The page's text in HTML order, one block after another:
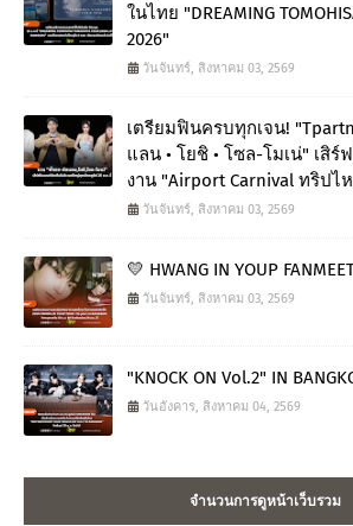
ในไทย "DREAMING
2026"
วันจันทร์, สิงหาคม 03, 2569
เตรียมฟินครบทุกเจน!
แลน • โยชิ • โซล-โมเน่" เสิ
งาน "Airport Carnival ทริปไ
วันจันทร์, สิงหาคม 03, 2569
💛 HWANG IN YOUP
วันจันทร์, สิงหาคม 03, 2569
"KNOCK ON Vol.2" IN
วันอังคาร, สิงหาคม 04, 2569
จำนวนการดูหน้าเว็บรวม